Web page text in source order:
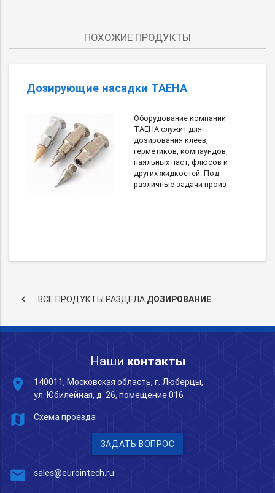
ПОХОЖИЕ ПРОДУКТЫ
Дозирующие насадки TAEHA
Оборудование компании
TAEHA служит для
дозирования клеев,
герметиков, компаундов,
паяльных паст, флюсов и
других жидкостей. Под
различные задачи произ
keyboard_arrow_left ВСЕ ПРОДУКТЫ РАЗДЕЛА ДОЗИРОВАНИЕ
Наши контакты
place
140011, Московская область, г. Люберцы,
ул. Юбилейная, д. 26, помещение 016
map Схема проезда
ЗАДАТЬ ВОПРОС
mail sales@eurointech.ru